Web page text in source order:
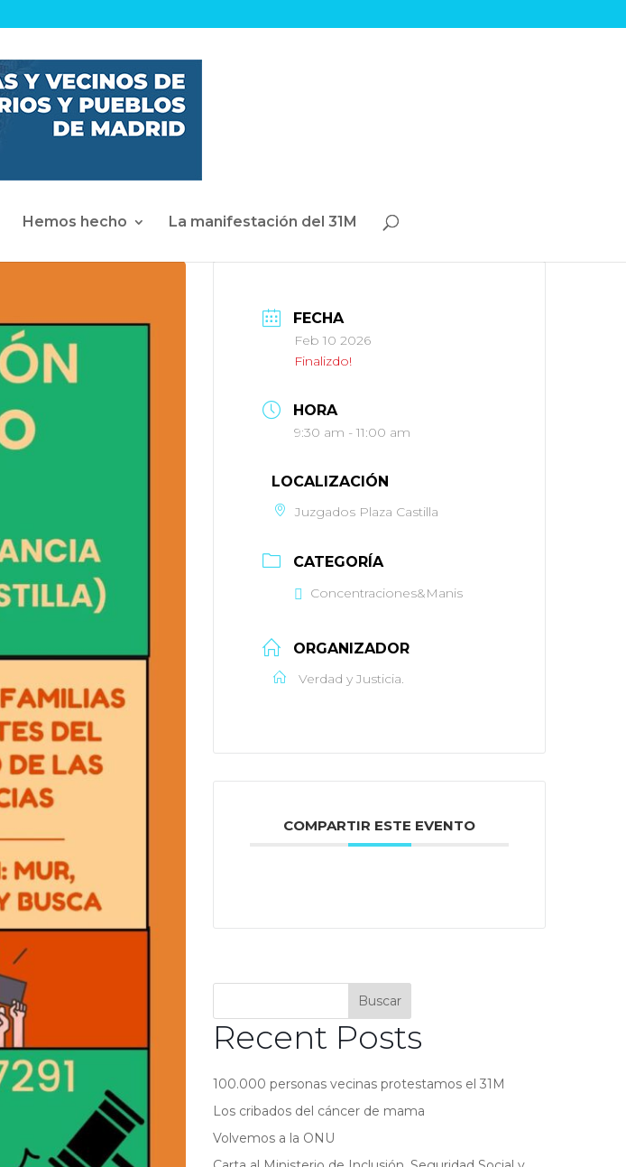
Hemos hecho La manifestación del 31M
FECHA
Feb 10 2026
Finalizdo!
HORA
9:30 am - 11:00 am
LOCALIZACIÓN
Juzgados Plaza Castilla
CATEGORÍA
Concentraciones&Manis
ORGANIZADOR
Verdad y Justicia.
COMPARTIR ESTE EVENTO
Buscar
Recent Posts
100.000 personas vecinas protestamos el 31M
Los cribados del cáncer de mama
Volvemos a la ONU